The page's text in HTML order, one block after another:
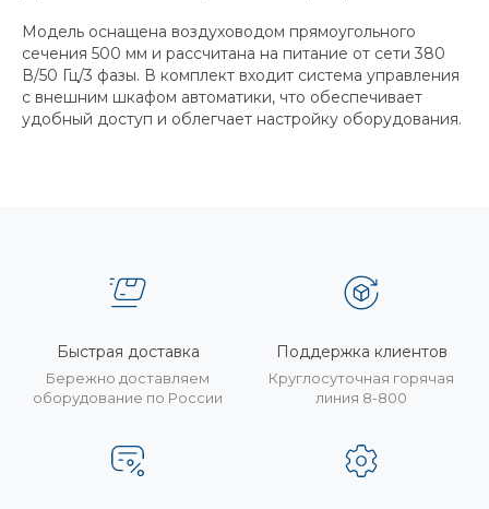
Модель оснащена воздуховодом прямоугольного
сечения 500 мм и рассчитана на питание от сети 380
В/50 Гц/3 фазы. В комплект входит система управления
с внешним шкафом автоматики, что обеспечивает
удобный доступ и облегчает настройку оборудования.
Быстрая доставка
Бережно доставляем
оборудование по России
Поддержка клиентов
Круглосуточная горячая
линия 8-800